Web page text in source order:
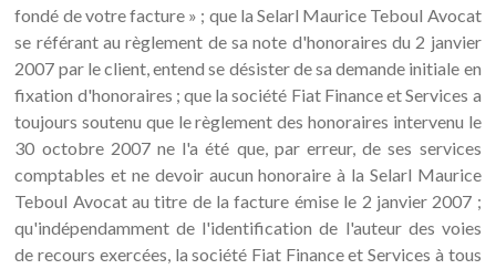
fondé de votre facture » ; que la Selarl Maurice Teboul Avocat
se référant au règlement de sa note d'honoraires du 2 janvier
2007 par le client, entend se désister de sa demande initiale en
fixation d'honoraires ; que la société Fiat Finance et Services a
toujours soutenu que le règlement des honoraires intervenu le
30 octobre 2007 ne l'a été que, par erreur, de ses services
comptables et ne devoir aucun honoraire à la Selarl Maurice
Teboul Avocat au titre de la facture émise le 2 janvier 2007 ;
qu'indépendamment de l'identification de l'auteur des voies
de recours exercées, la société Fiat Finance et Services à tous